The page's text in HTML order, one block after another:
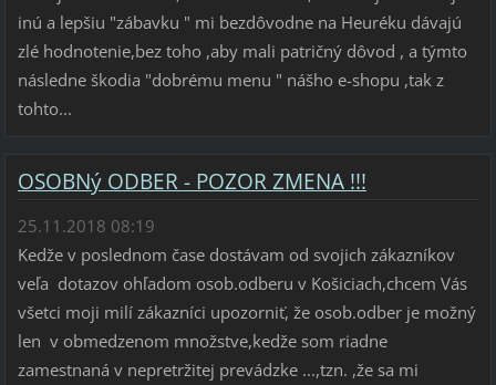
inú a lepšiu "zábavku " mi bezdôvodne na Heuréku dávajú
zlé hodnotenie,bez toho ,aby mali patričný dôvod , a týmto
následne škodia "dobrému menu " nášho e-shopu ,tak z
tohto...
OSOBNý ODBER - POZOR ZMENA !!!
25.11.2018 08:19
Kedže v poslednom čase dostávam od svojich zákazníkov
veľa dotazov ohľadom osob.odberu v Košiciach,chcem Vás
všetci moji milí zákazníci upozorniť, že osob.odber je možný
len v obmedzenom množstve,kedže som riadne
zamestnaná v nepretržitej prevádzke ...,tzn. ,že sa mi